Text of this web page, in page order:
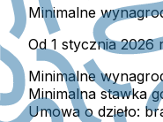
Minimalne
Od 1 stycznia 2026
Minimalne
Minimalna stawka
Umowa o dzieło: